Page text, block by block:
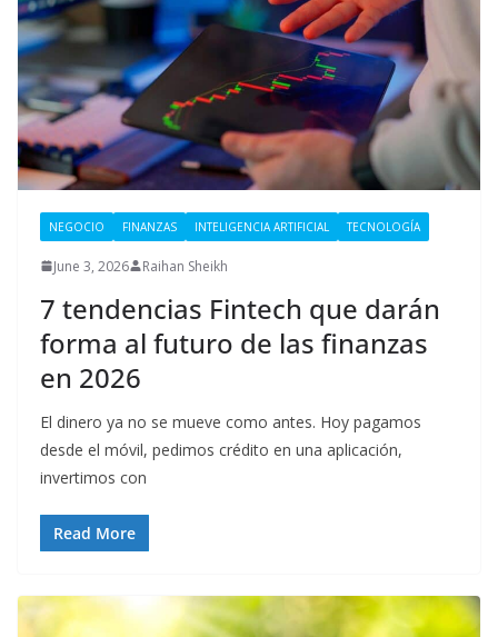
NEGOCIO FINANZAS INTELIGENCIA ARTIFICIAL TECNOLOGÍA
June 3, 2026 Raihan Sheikh
7 tendencias Fintech que darán
forma al futuro de las finanzas
en 2026
El dinero ya no se mueve como antes. Hoy pagamos
desde el móvil, pedimos crédito en una aplicación,
invertimos con
Read More